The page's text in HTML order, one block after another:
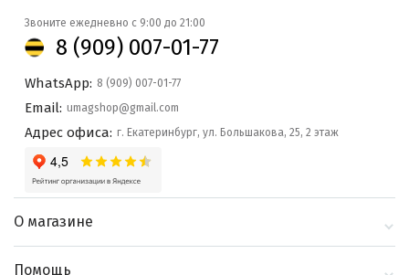
Звоните ежедневно с 9:00 до 21:00
8 (909) 007-01-77
WhatsApp: 8 (909) 007-01-77
Email: umagshop@gmail.com
Адрес офиса: г. Екатеринбург, ул. Большакова, 25, 2 этаж
О магазине
Помощь